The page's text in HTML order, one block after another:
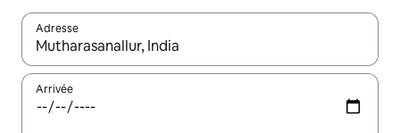
Adresse
Lorsque les résultats s'affichent, utilisez les flèches vers le
Arrivée